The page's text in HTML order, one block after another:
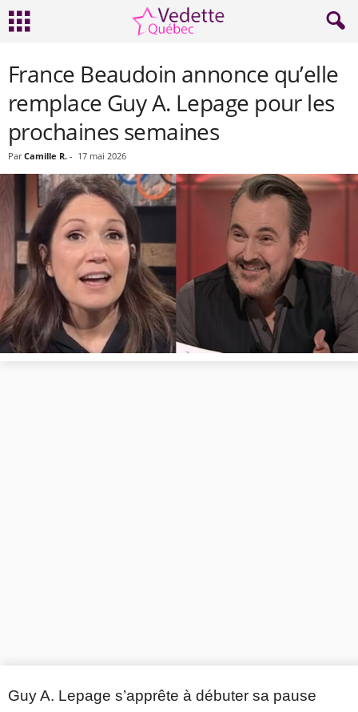
France Beaudoin annonce qu’elle
remplace Guy A. Lepage pour les
prochaines semaines
Par Camille R. - 17 mai 2026
Guy A. Lepage s’apprête à débuter sa pause